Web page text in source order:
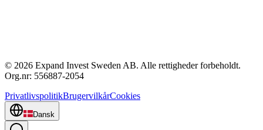
© 2026 Expand Invest Sweden AB. Alle rettigheder forbeholdt.
Org.nr: 556887-2054
PrivatlivspolitikBrugervilkårCookies
Dansk